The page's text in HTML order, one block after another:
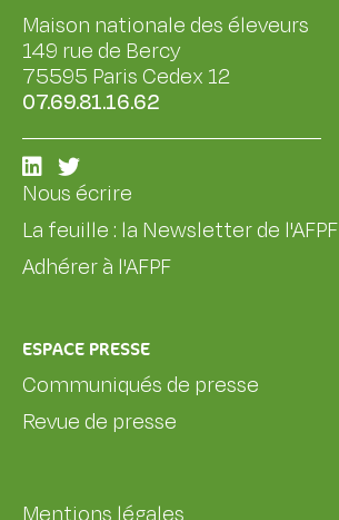
Maison nationale des éleveurs
149 rue de Bercy
75595 Paris Cedex 12
07.69.81.16.62
Nous écrire
La feuille : la Newsletter de l'AFPF
Adhérer à l'AFPF
ESPACE PRESSE
Communiqués de presse
Revue de presse